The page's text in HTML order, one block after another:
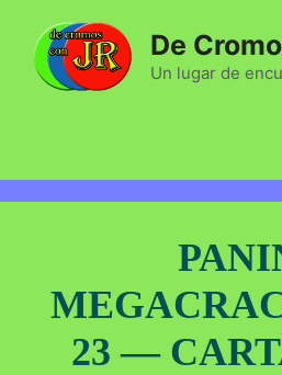
contenido
De
Un lugar de
23 —